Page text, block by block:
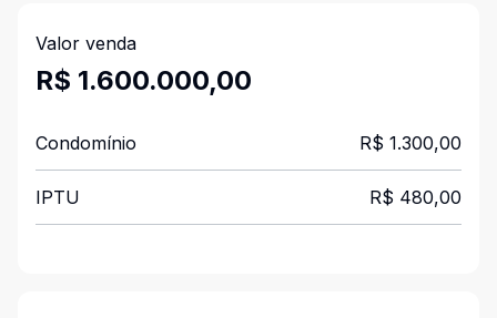
Valor venda
R$ 1.600.000,00
Condomínio R$ 1.300,00
IPTU R$ 480,00